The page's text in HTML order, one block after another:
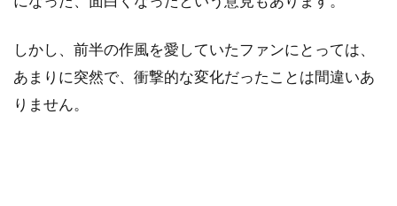
しかし、前半の作風を愛していたファンにとっては、
あまりに突然で、衝撃的な変化だったことは間違いあ
りません。